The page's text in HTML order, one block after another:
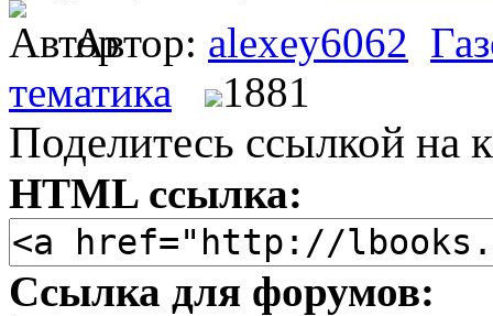
Автор: alexey6062
тематика
1881
Поделитесь ссылкой на
HTML ссылка:
Ссылка для форумов: